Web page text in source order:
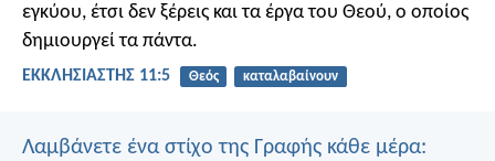
εγκύου, έτσι δεν ξέρεις και τα έργα του Θεού, ο οποίος
δημιουργεί τα πάντα.
ΕΚΚΛΗΣΙΑΣΤΗΣ 11:5 Θεός καταλαβαίνουν
Λαμβάνετε ένα στίχο της Γραφής κάθε μέρα: